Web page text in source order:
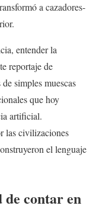
a cazadores-
entender la
reportaje de
simples muescas
que hoy
artificial.
las civilizaciones
el lenguaje
de contar en